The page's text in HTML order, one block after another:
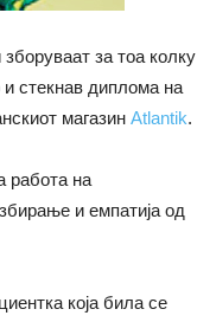
за тоа колку
стекнав диплома на
магазин Atlantik.
работа на
и емпатија од
која била се